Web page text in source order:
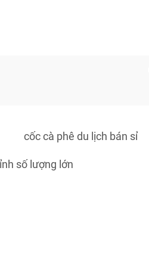
cốc cà phê du lịch bán sỉ
số lượng lớn